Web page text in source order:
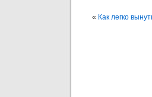
« Как легко